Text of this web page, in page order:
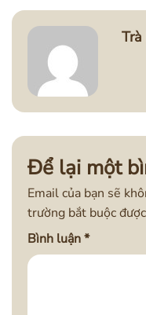
Trà
Để lại một
Email của bạn sẽ
trường bắt buộc
Bình luận*